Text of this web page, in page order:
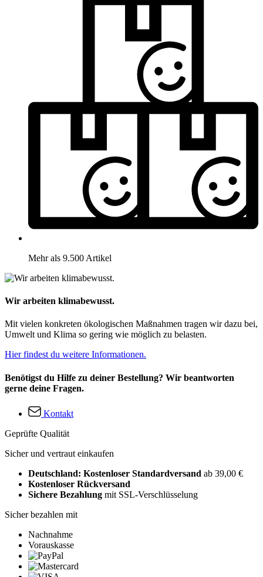
Mehr als 9.500 Artikel
Wir arbeiten klimabewusst.
Mit vielen konkreten ökologischen Maßnahmen tragen wir dazu bei,
Umwelt und Klima so gering wie möglich zu belasten.
Hier findest du weitere Informationen.
Benötigst du Hilfe zu deiner Bestellung? Wir beantworten
gerne deine Fragen.
Kontakt
Geprüfte Qualität
Sicher und vertraut einkaufen
Deutschland: Kostenloser Standardversand ab 39,00 €
Kostenloser Rückversand
Sichere Bezahlung mit SSL-Verschlüsselung
Sicher bezahlen mit
Nachnahme
Vorauskasse